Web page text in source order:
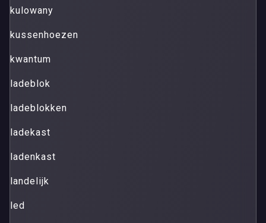
kulowany
kussenhoezen
kwantum
ladeblok
ladeblokken
ladekast
ladenkast
landelijk
led